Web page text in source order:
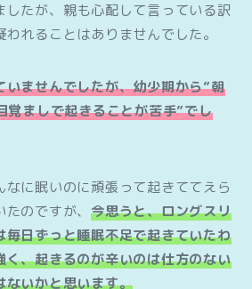
したが、親も心配して言っている訳
れることはありませんでした。
いませんでしたが、幼少期から”朝
覚ましで起きることが苦手”でし
なに眠いのに頑張って起きててえら
たのですが、今思うと、ロングスリ
毎日ずっと睡眠不足で起きていたわ
く、起きるのが辛いのは仕方のない
ないかと思います。